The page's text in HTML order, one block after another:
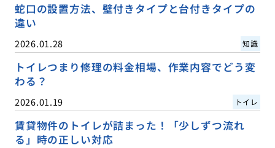
蛇口の設置方法、壁付きタイプと台付きタイプの
違い
2026.01.28 知識
トイレつまり修理の料金相場、作業内容でどう変
わる？
2026.01.19 トイレ
賃貸物件のトイレが詰まった！「少しずつ流れ
る」時の正しい対応